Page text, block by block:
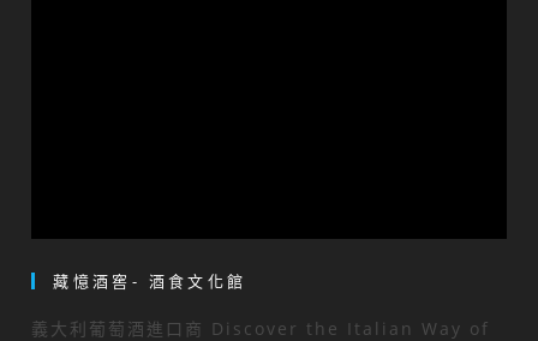
藏憶酒窖- 酒食文化館
義大利葡萄酒進口商 Discover the Italian Way of